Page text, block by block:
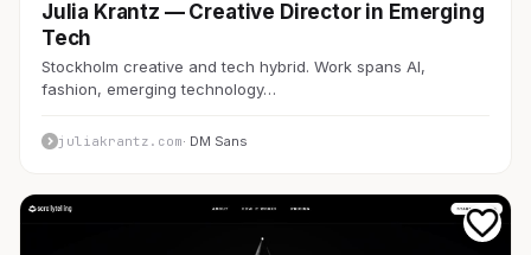
Julia Krantz — Creative Director in Emerging
Tech
Stockholm creative and tech hybrid. Work spans AI,
fashion, emerging technology…
juliakrantz.com· DM Sans